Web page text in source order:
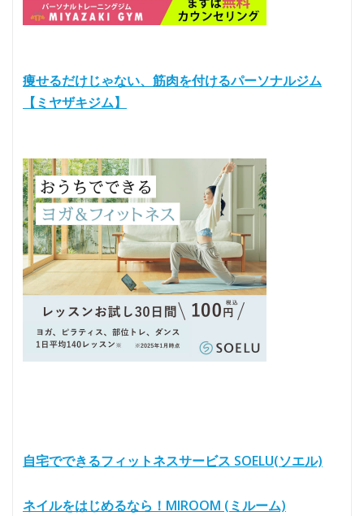
痩せるだけじゃない、筋肉を付けるパーソナルジム
【ミヤザキジム】
自宅でできるフィットネスサービス SOELU(ソエル)
ネイルをはじめるなら！MIROOM (ミルーム)